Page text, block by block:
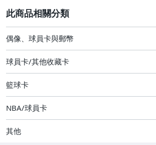
偶像、球員卡與郵幣
偶像、球員卡與郵幣
球員卡/其他收藏卡
籃球卡
NBA/球員卡
其他